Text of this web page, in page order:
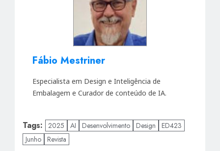
Fábio Mestriner
Especialista em Design e Inteligência de
Embalagem e Curador de conteúdo de IA.
Tags: 2025 AI Desenvolvimento Design
ED423
Junho Revista